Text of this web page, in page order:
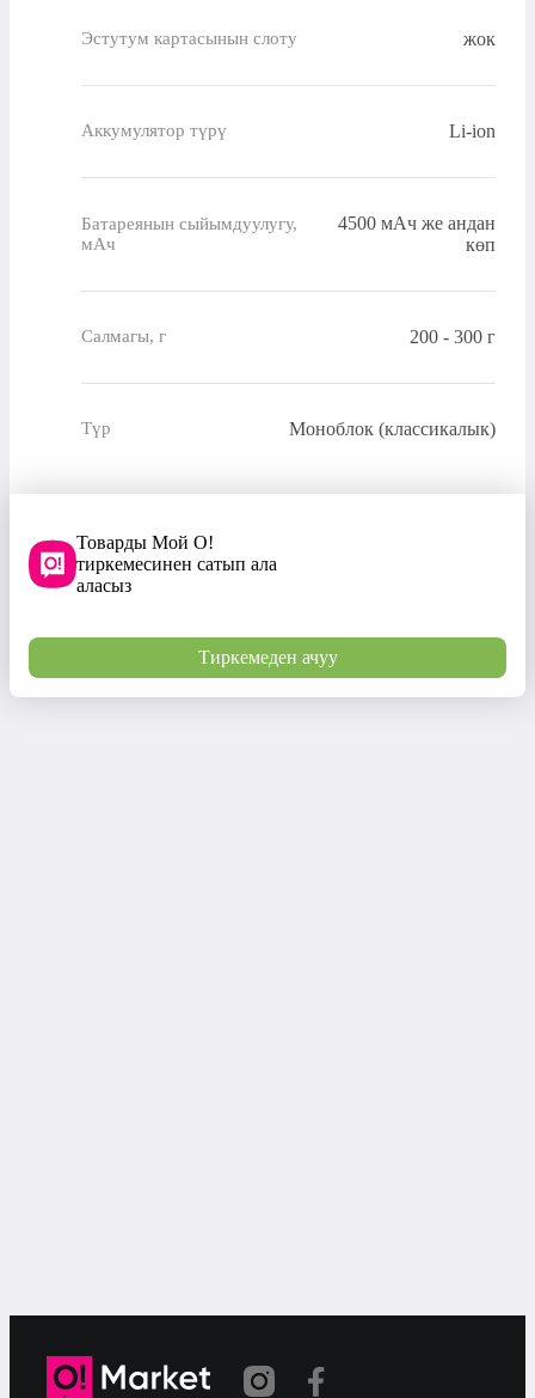
Эстутум картасынын слоту жок
Аккумулятор түрү Li-ion
Батареянын сыйымдуулугу,
мАч
4500 мАч же андан
көп
Салмагы, г 200 - 300 г
Түр Моноблок (классикалык)
Товарды Мой О!
тиркемесинен сатып ала
аласыз
Тиркемеден ачуу